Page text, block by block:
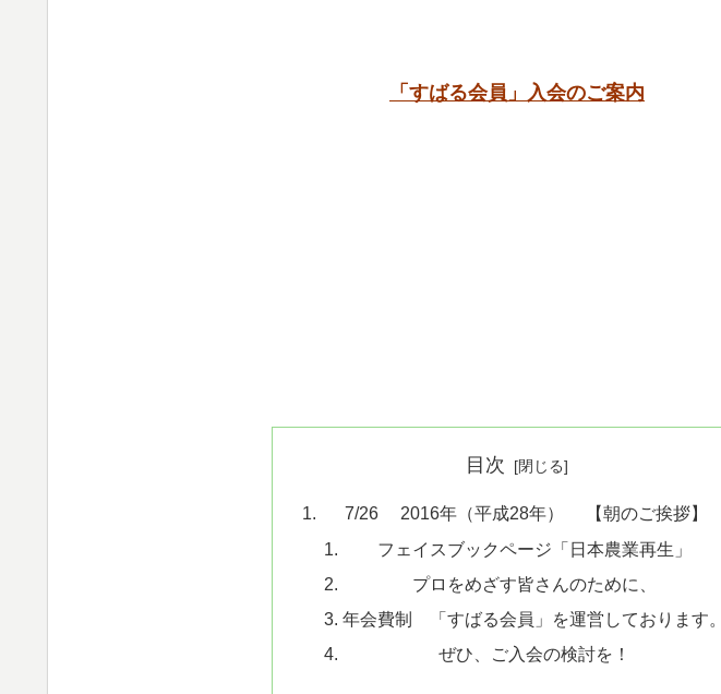
「すばる会員」入会のご案内
目次
7/26 2016年（平成28年） 【朝のご挨拶】
フェイスブックページ「日本農業再生」
プロをめざす皆さんのために、
年会費制 「すばる会員」を運営しております。
ぜひ、ご入会の検討を！